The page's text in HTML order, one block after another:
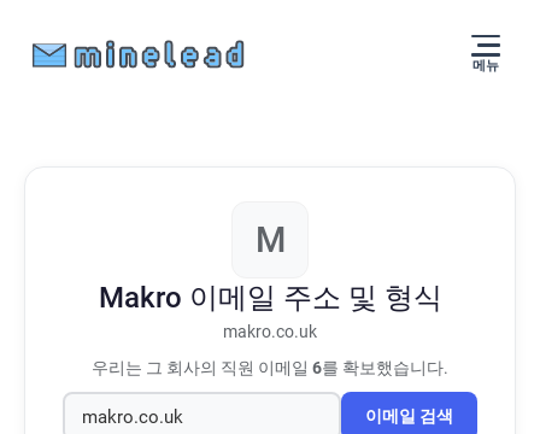
메뉴
M
Makro 이메일 주소 및 형식
makro.co.uk
우리는 그 회사의 직원 이메일 6를 확보했습니다.
이메일 검색